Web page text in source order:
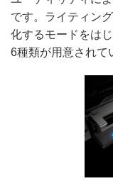
です。ライティン
化するモードをは
6種類が用意されて